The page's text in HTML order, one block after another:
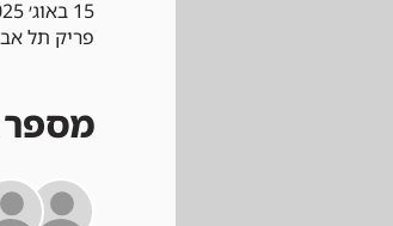
15 באוג׳ 2025, 10:00 – 14:00
פריק תל אביב,
מספר